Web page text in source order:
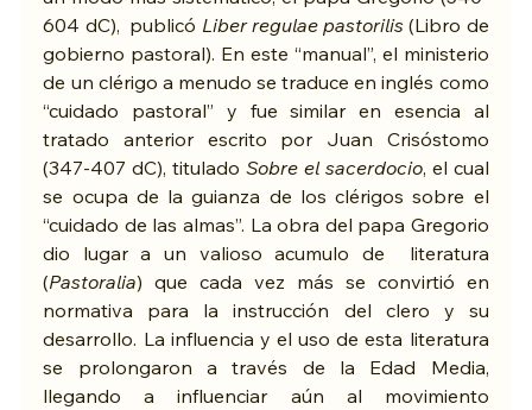
604 dC),  publicó Liber regulae pastorilis (Libro de
gobierno pastoral). En este “manual”, el ministerio
de un clérigo a menudo se traduce en inglés como
“cuidado pastoral” y fue similar en esencia al
tratado anterior escrito por Juan Crisóstomo
(347-407 dC), titulado Sobre el sacerdocio, el cual
se ocupa de la guianza de los clérigos sobre el
“cuidado de las almas”. La obra del papa Gregorio
dio lugar a un valioso acumulo de  literatura
(Pastoralia) que cada vez más se convirtió en
normativa para la instrucción del clero y su
desarrollo. La influencia y el uso de esta literatura
se prolongaron a través de la Edad Media,
llegando a influenciar aún al movimiento